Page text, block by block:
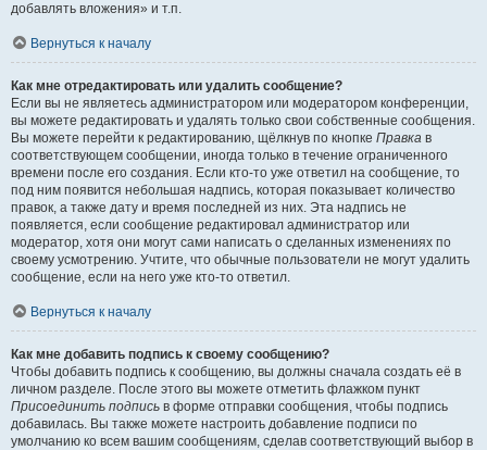
добавлять вложения» и т.п.
Вернуться к началу
Как мне отредактировать или удалить сообщение?
Если вы не являетесь администратором или модератором конференции,
вы можете редактировать и удалять только свои собственные сообщения.
Вы можете перейти к редактированию, щёлкнув по кнопке Правка в
соответствующем сообщении, иногда только в течение ограниченного
времени после его создания. Если кто-то уже ответил на сообщение, то
под ним появится небольшая надпись, которая показывает количество
правок, а также дату и время последней из них. Эта надпись не
появляется, если сообщение редактировал администратор или
модератор, хотя они могут сами написать о сделанных изменениях по
своему усмотрению. Учтите, что обычные пользователи не могут удалить
сообщение, если на него уже кто-то ответил.
Вернуться к началу
Как мне добавить подпись к своему сообщению?
Чтобы добавить подпись к сообщению, вы должны сначала создать её в
личном разделе. После этого вы можете отметить флажком пункт
Присоединить подпись в форме отправки сообщения, чтобы подпись
добавилась. Вы также можете настроить добавление подписи по
умолчанию ко всем вашим сообщениям, сделав соответствующий выбор в